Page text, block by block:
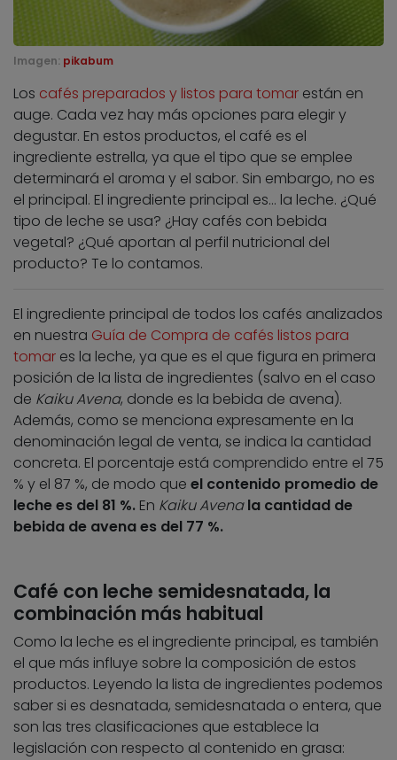
Imagen: pikabum
Los cafés preparados y listos para tomar están en
auge. Cada vez hay más opciones para elegir y
degustar. En estos productos, el café es el
ingrediente estrella, ya que el tipo que se emplee
determinará el aroma y el sabor. Sin embargo, no es
el principal. El ingrediente principal es… la leche. ¿Qué
tipo de leche se usa? ¿Hay cafés con bebida
vegetal? ¿Qué aportan al perfil nutricional del
producto? Te lo contamos.
El ingrediente principal de todos los cafés analizados
en nuestra Guía de Compra de cafés listos para
tomar es la leche, ya que es el que figura en primera
posición de la lista de ingredientes (salvo en el caso
de Kaiku Avena, donde es la bebida de avena).
Además, como se menciona expresamente en la
denominación legal de venta, se indica la cantidad
concreta. El porcentaje está comprendido entre el 75
% y el 87 %, de modo que el contenido promedio de
leche es del 81 %. En Kaiku Avena la cantidad de
bebida de avena es del 77 %.
Café con leche semidesnatada, la
combinación más habitual
Como la leche es el ingrediente principal, es también
el que más influye sobre la composición de estos
productos. Leyendo la lista de ingredientes podemos
saber si es desnatada, semidesnatada o entera, que
son las tres clasificaciones que establece la
legislación con respecto al contenido en grasa: